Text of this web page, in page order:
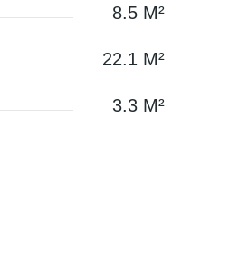
8.5 М²
22.1 М²
3.3 М²